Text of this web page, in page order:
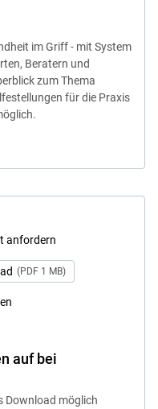
im Griff - mit System
Beratern und
zum Thema
für die Praxis
anfordern
(PDF 1 MB)
auf bei
Download möglich